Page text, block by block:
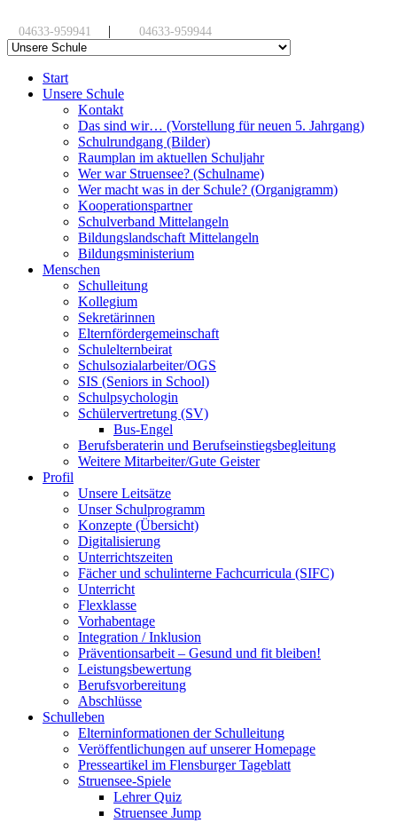
04633-959941 | 04633-959944
Start
Unsere Schule
Kontakt
Das sind wir… (Vorstellung für neuen 5. Jahrgang)
Schulrundgang (Bilder)
Raumplan im aktuellen Schuljahr
Wer war Struensee? (Schulname)
Wer macht was in der Schule? (Organigramm)
Kooperationspartner
Schulverband Mittelangeln
Bildungslandschaft Mittelangeln
Bildungsministerium
Menschen
Schulleitung
Kollegium
Sekretärinnen
Elternfördergemeinschaft
Schulelternbeirat
Schulsozialarbeiter/OGS
SIS (Seniors in School)
Schulpsychologin
Schülervertretung (SV)
Bus-Engel
Berufsberaterin und Berufseinstiegsbegleitung
Weitere Mitarbeiter/Gute Geister
Profil
Unsere Leitsätze
Unser Schulprogramm
Konzepte (Übersicht)
Digitalisierung
Unterrichtszeiten
Fächer und schulinterne Fachcurricula (SIFC)
Unterricht
Flexklasse
Vorhabentage
Integration / Inklusion
Präventionsarbeit – Gesund und fit bleiben!
Leistungsbewertung
Berufsvorbereitung
Abschlüsse
Schulleben
Elterninformationen der Schulleitung
Veröffentlichungen auf unserer Homepage
Presseartikel im Flensburger Tageblatt
Struensee-Spiele
Lehrer Quiz
Struensee Jump